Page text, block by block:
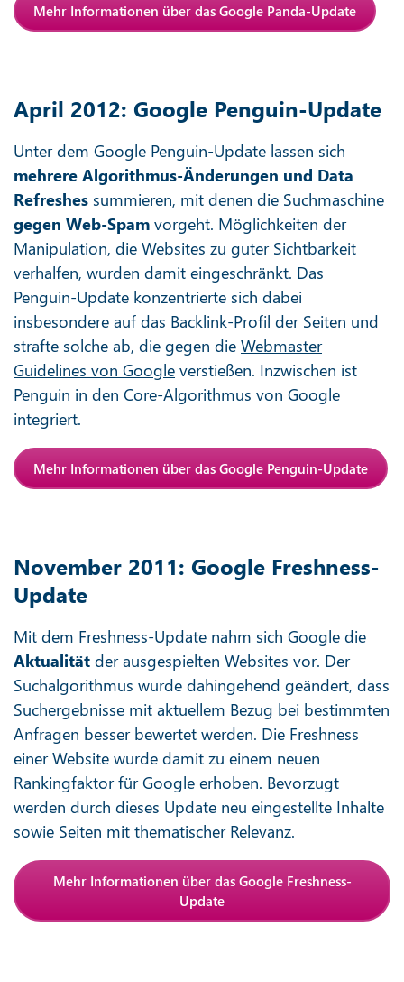
Mehr Informationen über das Google Panda-Update
April 2012: Google Penguin-Update
Unter dem Google Penguin-Update lassen sich
mehrere Algorithmus-Änderungen und Data
Refreshes summieren, mit denen die Suchmaschine
gegen Web-Spam vorgeht. Möglichkeiten der
Manipulation, die Websites zu guter Sichtbarkeit
verhalfen, wurden damit eingeschränkt. Das
Penguin-Update konzentrierte sich dabei
insbesondere auf das Backlink-Profil der Seiten und
strafte solche ab, die gegen die Webmaster
Guidelines von Google verstießen. Inzwischen ist
Penguin in den Core-Algorithmus von Google
integriert.
Mehr Informationen über das Google Penguin-Update
November 2011: Google Freshness-
Update
Mit dem Freshness-Update nahm sich Google die
Aktualität der ausgespielten Websites vor. Der
Suchalgorithmus wurde dahingehend geändert, dass
Suchergebnisse mit aktuellem Bezug bei bestimmten
Anfragen besser bewertet werden. Die Freshness
einer Website wurde damit zu einem neuen
Rankingfaktor für Google erhoben. Bevorzugt
werden durch dieses Update neu eingestellte Inhalte
sowie Seiten mit thematischer Relevanz.
Mehr Informationen über das Google Freshness-
Update